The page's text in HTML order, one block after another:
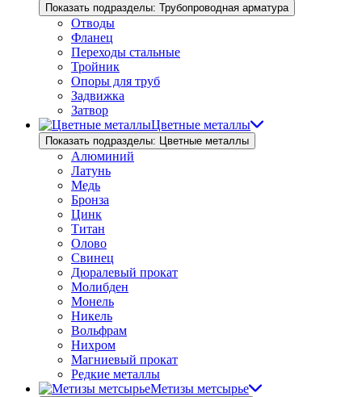
Показать подразделы: Трубопроводная арматура
Отводы
Фланец
Переходы стальные
Тройник
Опоры для труб
Задвижка
Затвор
Цветные металлы
Показать подразделы: Цветные металлы
Алюминий
Латунь
Медь
Бронза
Цинк
Титан
Олово
Свинец
Дюралевый прокат
Молибден
Монель
Никель
Вольфрам
Нихром
Магниевый прокат
Редкие металлы
Метизы метсырье